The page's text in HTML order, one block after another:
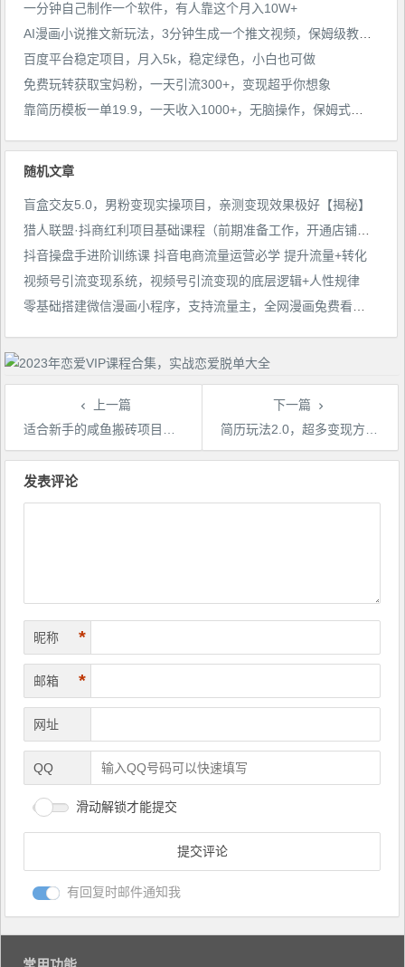
一分钟自己制作一个软件，有人靠这个月入10W+
AI漫画小说推文新玩法，3分钟生成一个推文视频，保姆级教程【配项目操作和软件教程】
百度平台稳定项目，月入5k，稳定绿色，小白也可做
免费玩转获取宝妈粉，一天引流300+，变现超乎你想象
靠简历模板一单19.9，一天收入1000+，无脑操作，保姆式教学，首选网赚副业！
随机文章
盲盒交友5.0，男粉变现实操项目，亲测变现效果极好【揭秘】
猎人联盟·抖商红利项目基础课程（前期准备工作，开通店铺流程，店铺基础设置等）
抖音操盘手进阶训练课 抖音电商流量运营必学 提升流量+转化
视频号引流变现系统，视频号引流变现的底层逻辑+人性规律
零基础搭建微信漫画小程序，支持流量主，全网漫画兔费看【源码+详细教程】
上一篇
适合新手的咸鱼搬砖项目，日入50-100+，每天搞点零花钱
下一篇
简历玩法2.0，超多变现方式，轻松月入过万，保姆级教学【揭秘】
文
发表评论
昵称 *
邮箱 *
网址
QQ
滑动解锁才能提交
有回复时邮件通知我